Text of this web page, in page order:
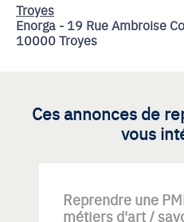
Troyes
Enorga - 19 Rue Ambroise
10000 Troyes
Ces annonces de
vous
Reprendre une
métiers d'art /